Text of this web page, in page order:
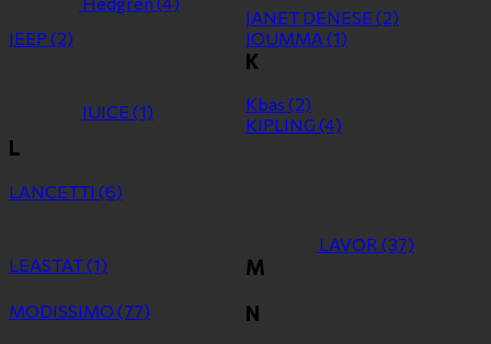
JANET DENESE (2)
JEEP (2) JOUMMA (1)
JUICE (1)
K
Kbas (2)
KIPLING (4)
L
LANCETTI (6)
LAVOR (37)
LEASTAT(1) M
MODISSIMO (77) N